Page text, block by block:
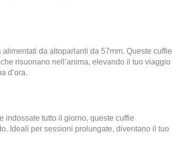
da altoparlanti da 57mm. Queste cuffie
risuonano nell’anima, elevando il tuo viaggio
d’ora.
indossate tutto il giorno, queste cuffie
Ideali per sessioni prolungate, diventano il tuo